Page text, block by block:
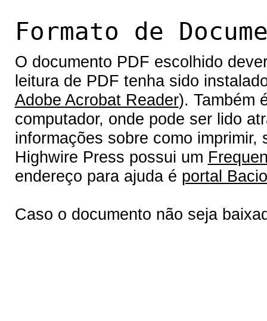
Formato de
O documento PDF escolhido
leitura de PDF tenha sido
Adobe Acrobat Reader). Também
computador, onde pode ser lido
informações sobre como
Highwire Press possui um
endereço para ajuda é portal
Caso o documento não seja